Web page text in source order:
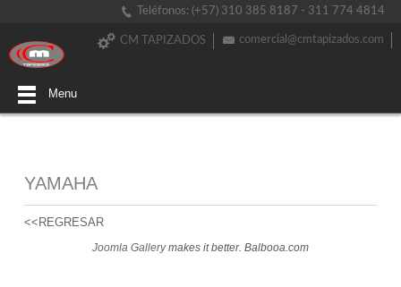
Teléfonos: (+57) 310 385 8187 - 311 774 4814
comercial@cmtapizados.com
CM TAPIZADOS
Menu
YAMAHA
<<REGRESAR
Joomla Gallerymakes it better. Balbooa.com